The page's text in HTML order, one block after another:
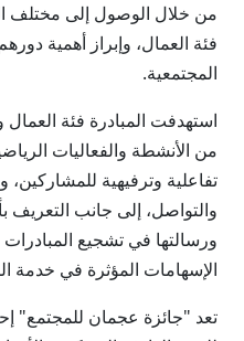
من خلال الوصول إلى مختلف
فئة العمال، وإبراز أهمية
المجتمعية.
استهدفت المبادرة فئة
من الأنشطة والفعاليات
تفاعلية وترفيهية
والتواصل، إلى جانب التعريف
ورسالتها في تشجيع
الإسهامات المؤثرة في خدمة
تعد "جائزة عجمان للمجتمع"